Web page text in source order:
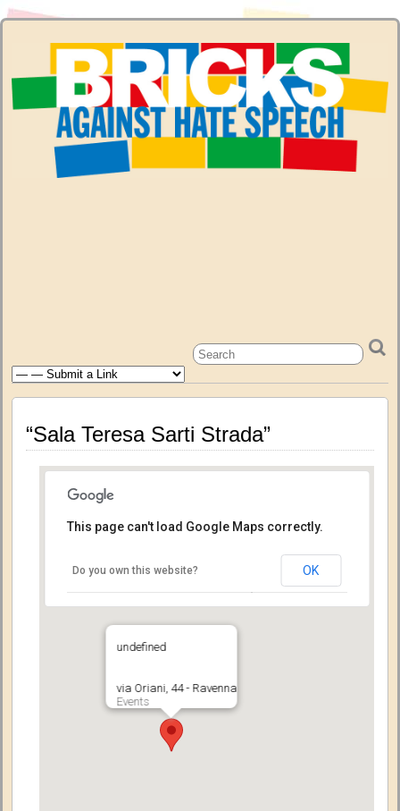
“Sala Teresa Sarti Strada”
undefined
via Oriani, 44 - Ravenna
Events
This page can't load Google Maps correctly.
Do you own this website? OK